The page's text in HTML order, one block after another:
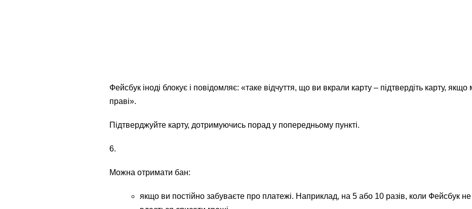
Фейсбук іноді блокує і повідомляє: «таке відчуття, що ви вкрали карту – підтвердіть карту, якщо
праві».
Підтверджуйте карту, дотримуючись порад у попередньому пункті.
6.
Можна отримати бан:
якщо ви постійно забуваєте про платежі. Наприклад, на 5 або 10 разів, коли Фейсбук не